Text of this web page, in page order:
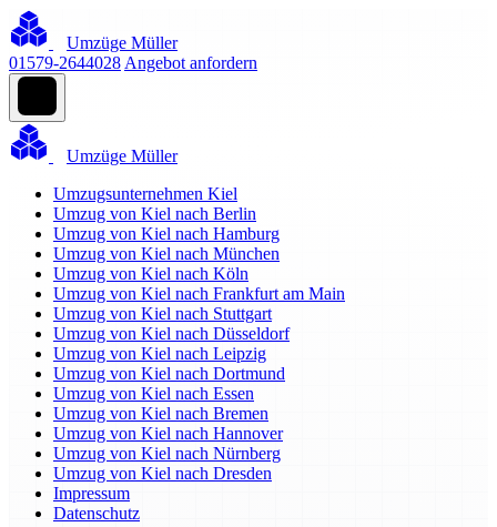
Umzüge Müller
01579-2644028 Angebot anfordern
Umzüge Müller
Umzugsunternehmen Kiel
Umzug von Kiel nach Berlin
Umzug von Kiel nach Hamburg
Umzug von Kiel nach München
Umzug von Kiel nach Köln
Umzug von Kiel nach Frankfurt am Main
Umzug von Kiel nach Stuttgart
Umzug von Kiel nach Düsseldorf
Umzug von Kiel nach Leipzig
Umzug von Kiel nach Dortmund
Umzug von Kiel nach Essen
Umzug von Kiel nach Bremen
Umzug von Kiel nach Hannover
Umzug von Kiel nach Nürnberg
Umzug von Kiel nach Dresden
Impressum
Datenschutz